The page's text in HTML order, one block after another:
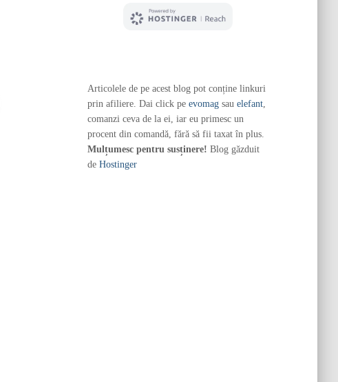
Articolele de pe acest blog pot conține linkuri
prin afiliere. Dai click pe evomagsau elefant,
comanzi ceva de la ei, iar eu primesc un
procent din comandă, fără să fii taxat în plus.
Mulțumesc pentru susținere! Blog găzduit
de Hostinger